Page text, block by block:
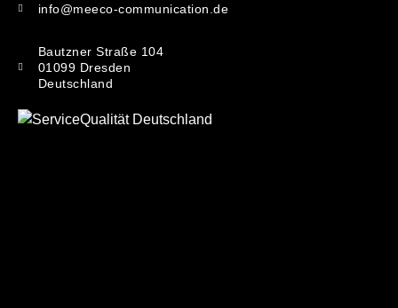
info@meeco-communication.de
Bautzner Straße 104
01099 Dresden
Deutschland